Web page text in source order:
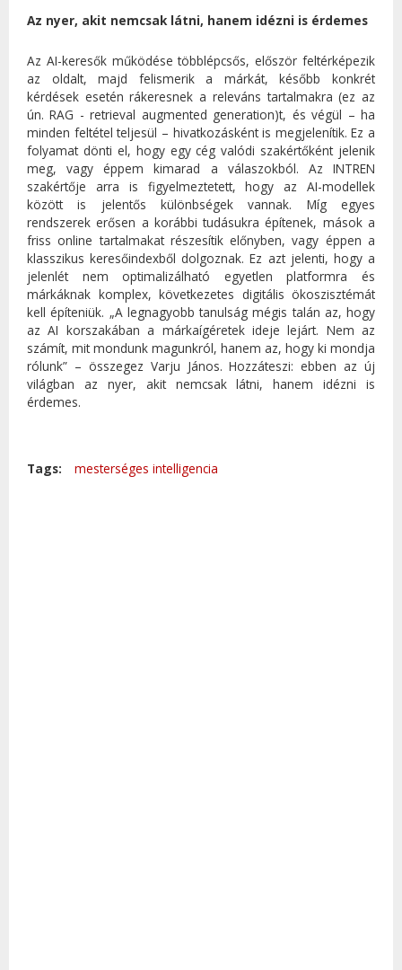
Az nyer, akit nemcsak látni, hanem idézni is érdemes
Az AI-keresők működése többlépcsős, először feltérképezik
az oldalt, majd felismerik a márkát, később konkrét
kérdések esetén rákeresnek a releváns tartalmakra (ez az
ún. RAG - retrieval augmented generation)t, és végül – ha
minden feltétel teljesül – hivatkozásként is megjelenítik. Ez a
folyamat dönti el, hogy egy cég valódi szakértőként jelenik
meg, vagy éppem kimarad a válaszokból. Az INTREN
szakértője arra is figyelmeztetett, hogy az AI-modellek
között is jelentős különbségek vannak. Míg egyes
rendszerek erősen a korábbi tudásukra építenek, mások a
friss online tartalmakat részesítik előnyben, vagy éppen a
klasszikus keresőindexből dolgoznak. Ez azt jelenti, hogy a
jelenlét nem optimalizálható egyetlen platformra és
márkáknak komplex, következetes digitális ökoszisztémát
kell építeniük. „A legnagyobb tanulság mégis talán az, hogy
az AI korszakában a márkaígéretek ideje lejárt. Nem az
számít, mit mondunk magunkról, hanem az, hogy ki mondja
rólunk” – összegez Varju János. Hozzáteszi: ebben az új
világban az nyer, akit nemcsak látni, hanem idézni is
érdemes.
Tags: mesterséges intelligencia